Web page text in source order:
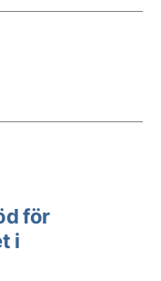
för
i